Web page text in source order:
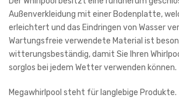
Außenverkleidung mit einer Bodenplatte,
erleichtert und das Eindringen von Wasser
Wartungsfreie verwendete Material ist
witterungsbeständig, damit Sie Ihren
sorglos bei jedem Wetter verwenden können.
Megawhirlpool steht für langlebige Produkte.